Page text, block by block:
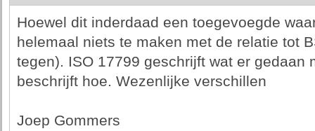
Hoewel dit inderdaad een toegevoegde
helemaal niets te maken met de relatie tot
tegen). ISO 17799 geschrijft wat er gedaan
beschrijft hoe. Wezenlijke verschillen
Joep Gommers